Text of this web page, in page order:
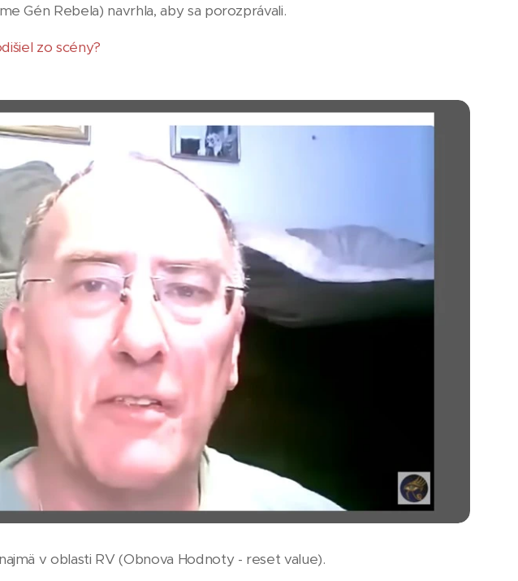
Gén Rebela) navrhla, aby sa porozprávali.
zo scény?
v oblasti RV (Obnova Hodnoty - reset value).